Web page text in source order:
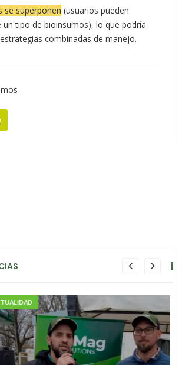
se superponen (usuarios pueden
tipo de bioinsumos), lo que podría
combinadas de manejo.